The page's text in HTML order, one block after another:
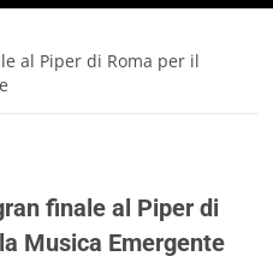
al Piper di Roma per il
finale al Piper di
Musica Emergente